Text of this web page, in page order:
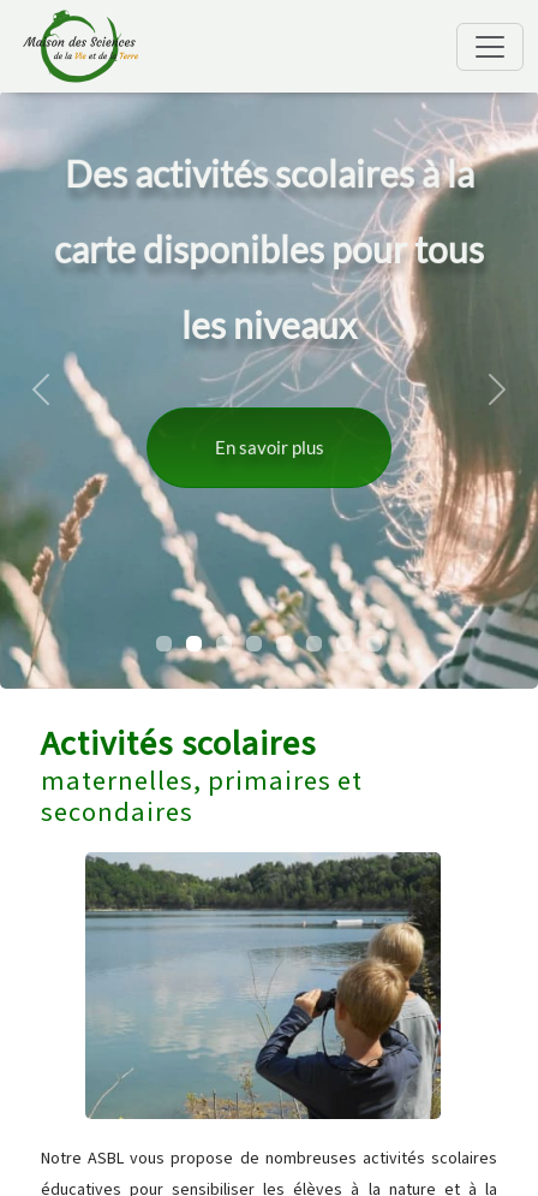
Des activitésscolairesà la
cartedisponiblespour tous
les niveaux
En savoir plus
Activités scolaires
maternelles, primaires et
secondaires
Notre ASBL vous propose de nombreuses activités scolaires
éducatives pour sensibiliser les élèves à la nature et à la